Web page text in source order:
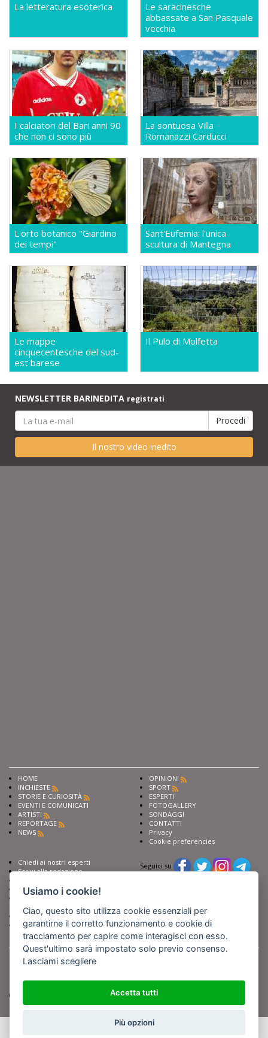
La letteratura esoterica
Le saracinesche
abbassate a San Pasquale
vecchia
I calciatori del Bari anni 90
che non ci sono più
La sontuosa Villa
Romanazzi Carducci
L'orto botanico "Giardino
dei tempi"
Sant'Eufemia: l'unica
scultura di Mantegna
Le mappe
cinquecentesche del sud-
est barese
Il Pulo di Molfetta
NEWSLETTER BARINEDITA registrati
Il nostro video inedito
HOME
INCHIESTE
STORIE E CURIOSITÀ
EVENTI E COMUNICATI
ARTISTI
REPORTAGE
NEWS
OPINIONI
SPORT
ESPERTI
FOTOGALLERY
SONDAGGI
CONTATTI
Privacy
Cookie preferencies
Chiedi ai nostri esperti
Scrivi alla redazione
Sostieni Barinedita
Iscriviti al nostro corso di
giornalismo
Compra i nostri libri
Entra in Barinedita Map
Seguici su
BARIREPORT s.a.s., Partita IVA 07355350724
Copyright BARIREPORT s.a.s. All rights reserved - Tutte le fotografie recanti il
(tranne che non vi sia uno specifico anno di scatto riportato)
Usiamo i cookie!
Ciao, questo sito utilizza cookie essenziali per
garantirne il corretto funzionamento e cookie di
tracciamento per capire come interagisci con esso.
Quest'ultimo sarà impostato solo previo consenso.
Lasciami scegliere
Accetta tutti
Più opzioni